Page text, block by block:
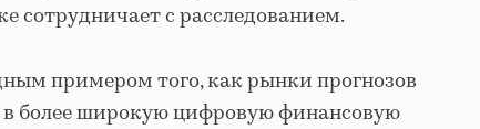
сотрудничает с расследованием.
примером того, как рынки прогнозов
в более широкую цифровую финансовую